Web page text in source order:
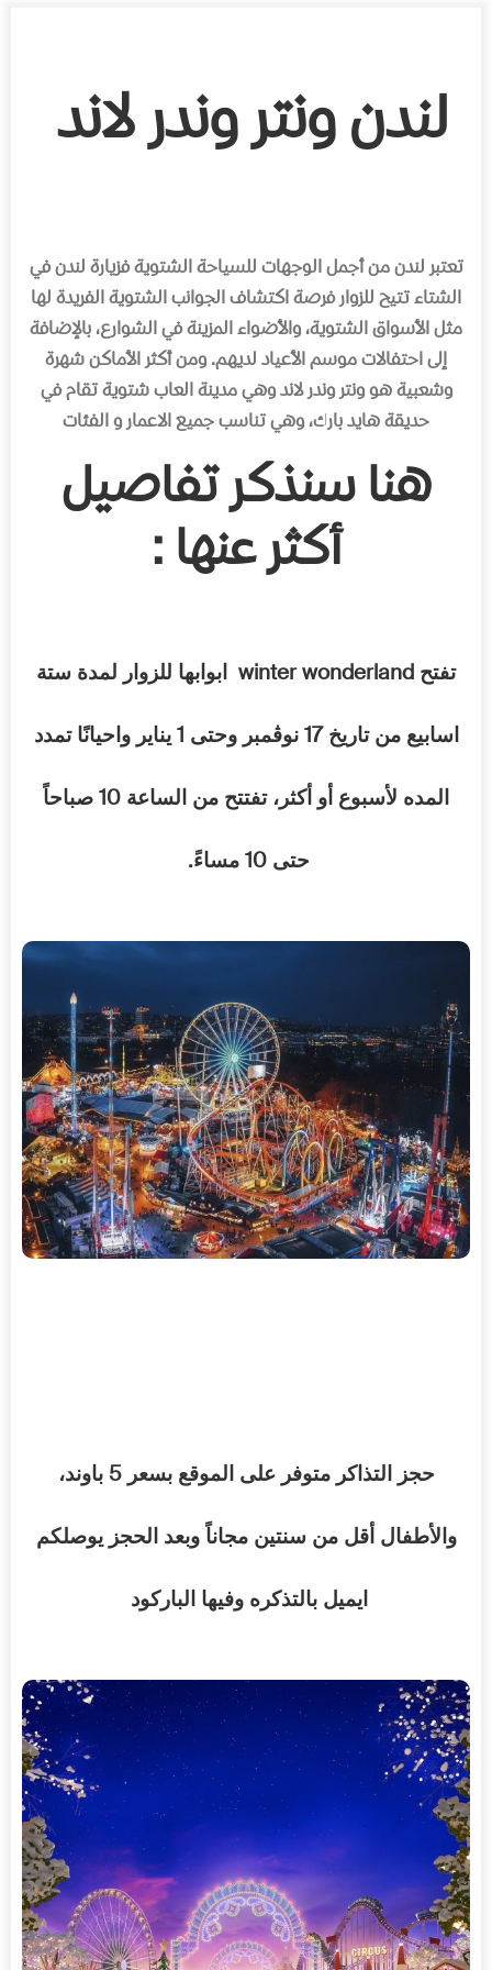
لندنونتروندرلاند
تعتبرلندنمنأجملالوجهاتللسياحةالشتويةفزيارةلندنفي
الشتاءتتيحللزوارفرصةاكتشافالجوانبالشتويةالفريدةلها
مثلالأسواقالشتوية،والأضواءالمزينةفيالشوارع،بالإضافة
إلىاحتفالاتموسمالأعيادلديهم.ومنأكثرالأماكنشهرة
وشعبيةهوونتروندرلاندوهيمدينةالعابشتويةتقامفي
حديقةهايدبارك،وهيتناسبجميعالاعمارو الفئات
هناسنذكرتفاصيل
أكثرعنها:
تفتح ابوابها للزوار لمدة ستة
اسابيع من تاريخ 17 نوڤمبر وحتى يناير واحيانًا تمدد
المده لأسبوع أو أكثر، تفتتح من الساعة صباحاً
حتى مساءً.
حجز التذاكر متوفر على الموقع بسعر 5 باوند،
والأطفال أقل من سنتين مجاناً وبعد الحجز يوصلكم
ايميل بالتذكره وفيها الباركود